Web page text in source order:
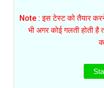
Note : इस टेस्ट को तैयार
भी अगर कोई गलती होती